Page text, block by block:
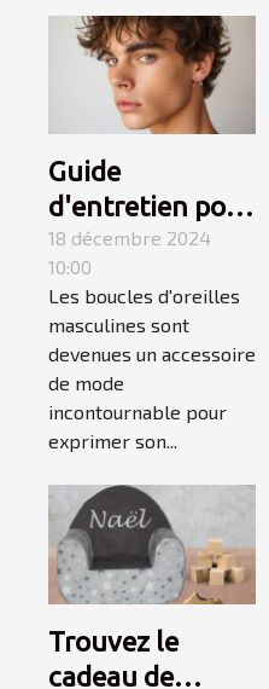
Guide
d'entretien pour
boucles
d'oreilles
masculines
18 décembre 2024
10:00
Les boucles d'oreilles
masculines sont
devenues un accessoire
de mode
incontournable pour
exprimer son...
Trouvez le
cadeau de